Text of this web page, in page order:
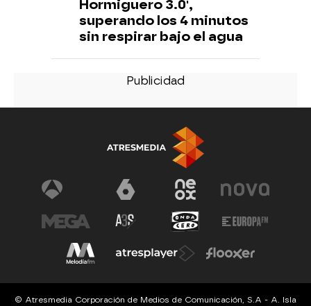
Hormiguero 3.0',
superando los 4 minutos
sin respirar bajo el agua
© Atresmedia Corporación de Medios de Comunicación, S.A - A. Isla